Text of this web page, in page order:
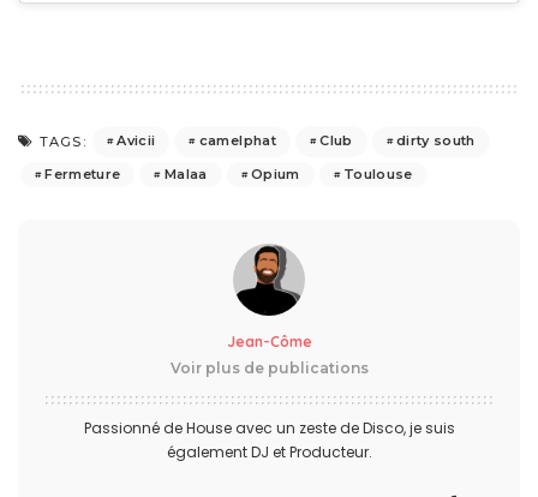
TAGS: Avicii camelphat Club
dirty south
Fermeture
Malaa Opium Toulouse
Jean-Côme
Voir plus de publications
Passionné de House avec un zeste de Disco, je suis
également DJ et Producteur.